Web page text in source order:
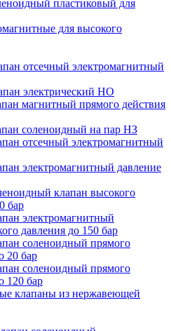
пластиковый для
для высокого
отсечный электромагнитный
электрический НО
магнитный прямого действия
соленоидный на пар НЗ
отсечный электромагнитный
электромагнитный давление
клапан высокого
бар
электромагнитный
давления до 150 бар
соленоидный прямого
20 бар
соленоидный прямого
120 бар
клапаны из нержавеющей